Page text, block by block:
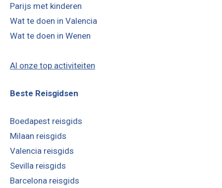
Parijs met kinderen
Wat te doen in Valencia
Wat te doen in Wenen
Al onze top activiteiten
Beste Reisgidsen
Boedapest reisgids
Milaan reisgids
Valencia reisgids
Sevilla reisgids
Barcelona reisgids